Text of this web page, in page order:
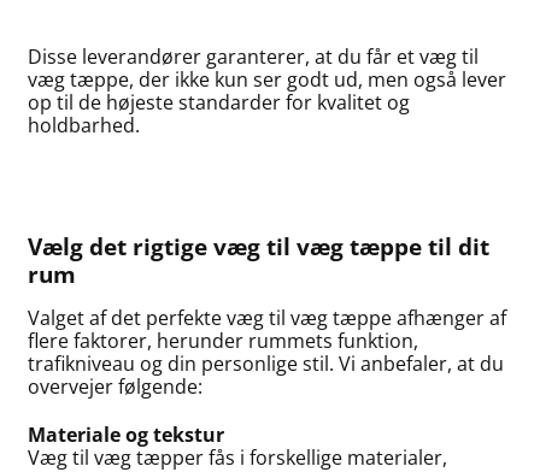
Disse leverandører garanterer, at du får et væg til
væg tæppe, der ikke kun ser godt ud, men også lever
op til de højeste standarder for kvalitet og
holdbarhed.
Vælg det rigtige væg til væg tæppe til dit
rum
Valget af det perfekte væg til væg tæppe afhænger af
flere faktorer, herunder rummets funktion,
trafikniveau og din personlige stil. Vi anbefaler, at du
overvejer følgende:
Materiale og tekstur
Væg til væg tæpper fås i forskellige materialer,